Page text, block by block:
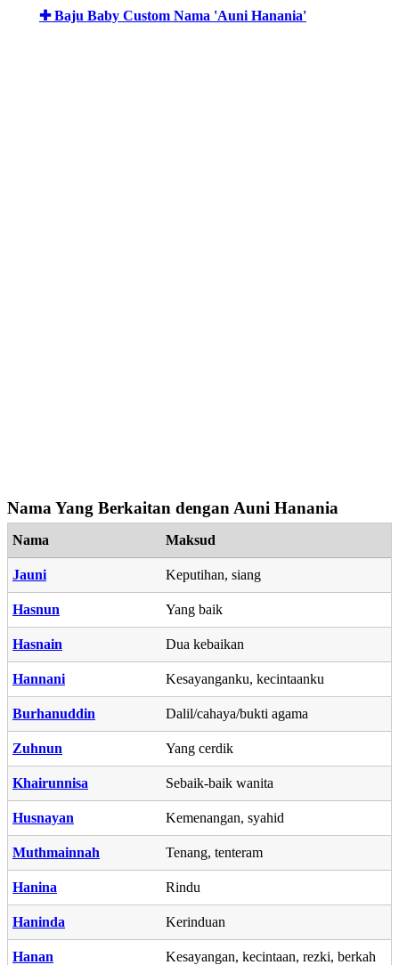
✚ Baju Baby Custom Nama 'Auni Hanania'
Nama Yang Berkaitan dengan Auni Hanania
Nama Maksud
Jauni Keputihan, siang
Hasnun Yang baik
Hasnain Dua kebaikan
Hannani Kesayanganku, kecintaanku
Burhanuddin Dalil/cahaya/bukti agama
Zuhnun Yang cerdik
Khairunnisa Sebaik-baik wanita
Husnayan Kemenangan, syahid
Muthmainnah Tenang, tenteram
Hanina Rindu
Haninda Kerinduan
Hanan Kesayangan, kecintaan, rezki, berkah